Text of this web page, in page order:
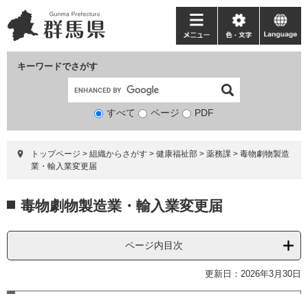
ー
ジ
ニ
ュ
て
キーワードでさがす
検
象
すべて ページ PDF
メ
ニ
ー
色・
文
language
トップページ > 組織からさがす > 健康福祉部 > 薬務課 > 毒物劇物製造
業・輸入業変更届
文 毒物劇物製造業・輸入業変更届
ページ内目次
更新日：2026年3月30日